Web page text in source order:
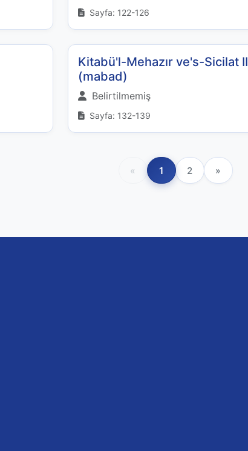
Sayfa: 122-126
Kitabü'l-Mehazır ve's-Sicilat II
(mabad)
Belirtilmemiş
Sayfa: 132-139
« 1 2 »